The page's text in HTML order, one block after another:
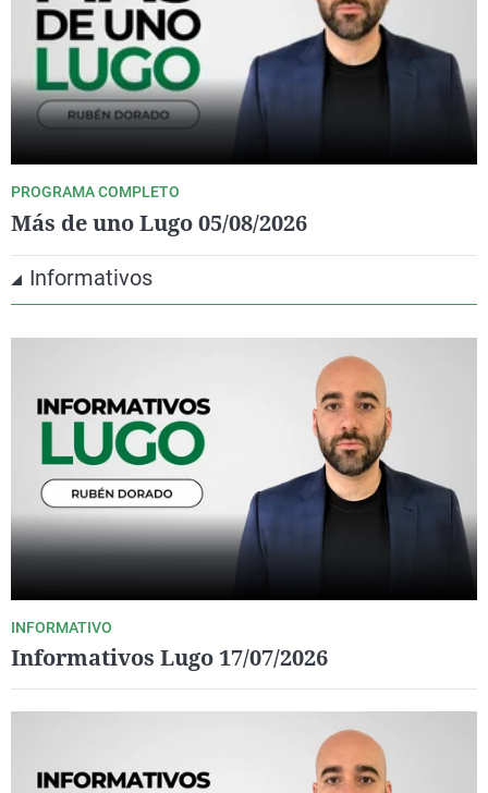
PROGRAMA COMPLETO
Más de uno Lugo 05/08/2026
Informativos
INFORMATIVO
Informativos Lugo 17/07/2026